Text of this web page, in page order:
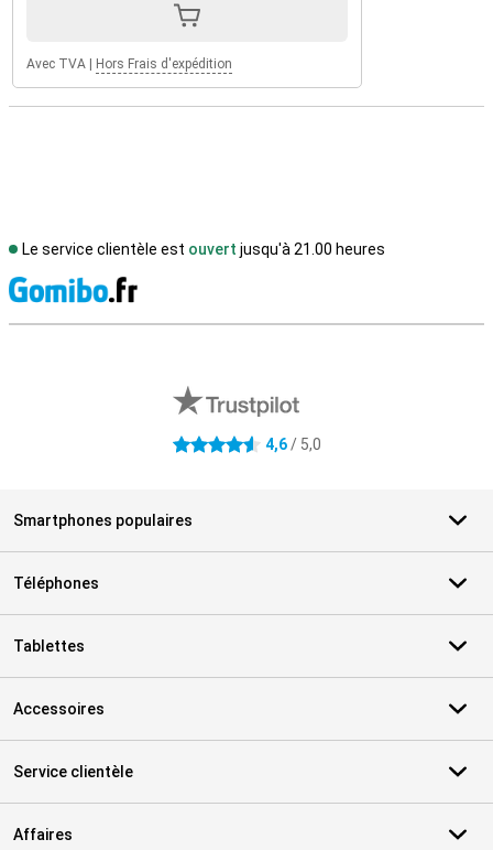
Avec TVA Hors Frais d'expédition
Le service clientèle est ouvert jusqu'à 21.00 heures
4.6 étoiles 4,6/ 5,0
Smartphones populaires
Téléphones
Tablettes
Accessoires
Service clientèle
Affaires